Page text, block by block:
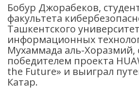
Бобур Джорабеков,
факультета
Ташкентского
информационных
Мухаммада аль-Хоразмий,
победителем проекта
the Future» и выиграл
Катар.